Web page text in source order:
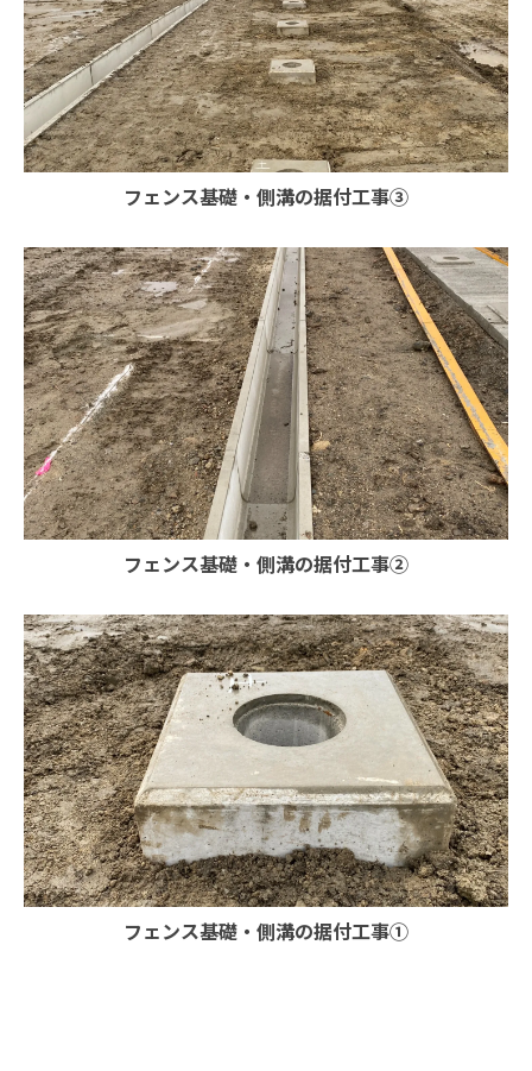
フェンス基礎・側溝の据付工事③
フェンス基礎・側溝の据付工事②
フェンス基礎・側溝の据付工事①